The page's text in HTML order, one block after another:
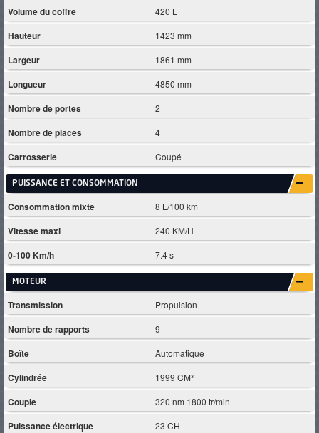
Volume du coffre 420 L
Hauteur 1423 mm
Largeur 1861 mm
Longueur 4850 mm
Nombre de portes 2
Nombre de places 4
Carrosserie Coupé
PUISSANCE ET CONSOMMATION
Consommation mixte 8 L/100 km
Vitesse maxi 240 KM/H
0-100 Km/h 7.4 s
MOTEUR
Transmission Propulsion
Nombre de rapports 9
Boîte Automatique
Cylindrée 1999 CM³
Couple 320 nm 1800 tr/min
Puissance électrique 23 CH